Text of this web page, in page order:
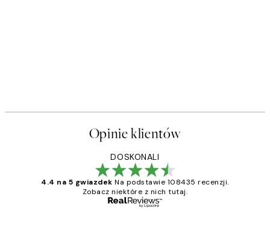
Opinie klientów
DOSKONALI
4.4 na 5 gwiazdek Na podstawie 108435 recenzji.
Zobacz niektóre z nich tutaj.